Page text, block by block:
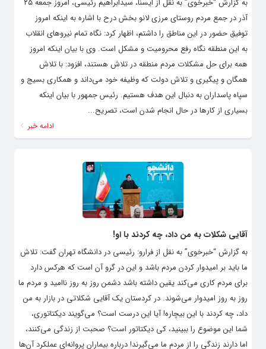
به گزارش “خبرخوی” به نقل از ایسنا، سیدابراهیم رئیسی، امروز جمعه ۲۵
آذر در جمع مردم روستای مرزی لانو بخش درح با اشاره به اینکه امروز
توفیق حضور در این مناطق را داشتم، اظهار کرد: نگاه تمام نیروهای انقلاب
به این منطقه نگاه رفع محرومیت و مشکل است. وی با بیان اینکه امروز
همه برای حل مشکلات مردم منطقه در تلاش هستند، افزود: با تلاش
همگان و پیگیری و تلاش دولت که وظیفه خود می‌داند و همکاری بسیج و
سپاه پاسداران به دنبال این هدف هستیم. رئیس جمهور با بیان اینکه
بسیاری از کارها در حال انجام شدن است، تصریح...
ادامه خبر
آقایی شکلات به من داد، چه کردند با او!
به گزارش “خبرخوی” به نقل از فرارو: رئیسی در دانشگاه تهران گفت: تلاش
ما باید بر امیدوار کردن مردم باشد و این در گرو آن است که هرکس دارد
برای مردم کاری می‌کند یقین داشته باشد دشمن روز به روز ناامید و مردم ما
روز به روز امیدوار می‌شوند. در کردستان یک آقایی شکلاتی در بازار به من
داد، چه کردند با این بیچاره! آیا این درست است؟ می‌گویند دیکتاتوری،
شما این موضوع را ببینید، کی دیکتاتور است؟ صحبت از زندگی می‌کنند،
اما دارند زندگی را از مردم ما می‌گیرند! درباره بیماران پروانه‌ای عملکرد آن‌ها